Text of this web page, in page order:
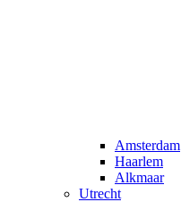
Amsterdam
Haarlem
Alkmaar
Utrecht